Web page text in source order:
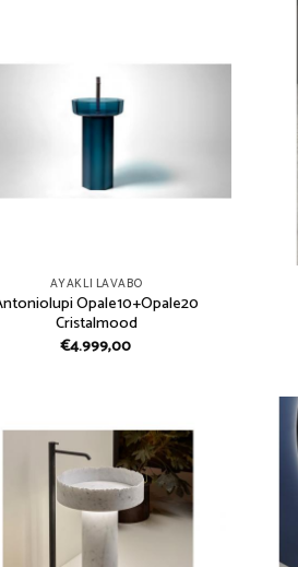
AYAKLI LAVABO
Opale10+Opale20
Cristalmood
€4.999,00